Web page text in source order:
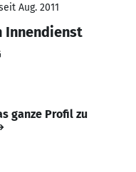
Aug. 2011
ganze Profil zu